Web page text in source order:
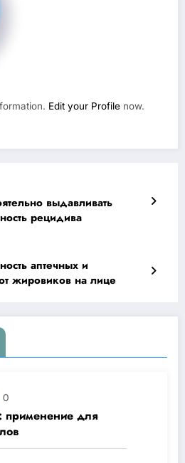
Edit your Profile now.
выдавливать
рецидива
аптечных и
жировиков на лице
0
применение для